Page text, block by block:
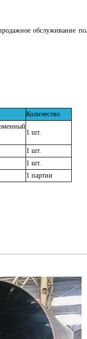
обслуживание
Количество
1 шт.
1 шт.
1 шт.
1 партии